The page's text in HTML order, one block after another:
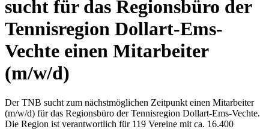
sucht für das Regionsbüro der
Tennisregion Dollart-Ems-
Vechte einen Mitarbeiter
(m/w/d)
Der TNB sucht zum nächstmöglichen Zeitpunkt einen Mitarbeiter
(m/w/d) für das Regionsbüro der Tennisregion Dollart-Ems-Vechte.
Die Region ist verantwortlich für 119 Vereine mit ca. 16.400